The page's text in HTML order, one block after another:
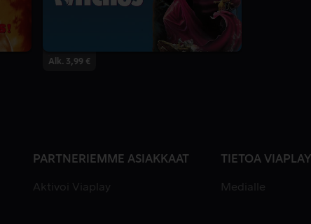
Alk. 3,99 €
PARTNERIEMME ASIAKKAAT
Aktivoi Viaplay
TIETOA
Medialle